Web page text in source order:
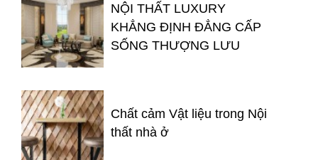
NỘI THẤT LUXURY
KHẲNG ĐỊNH ĐẲNG CẤP
SỐNG THƯỢNG LƯU
Chất cảm Vật liệu trong Nội
thất nhà ở